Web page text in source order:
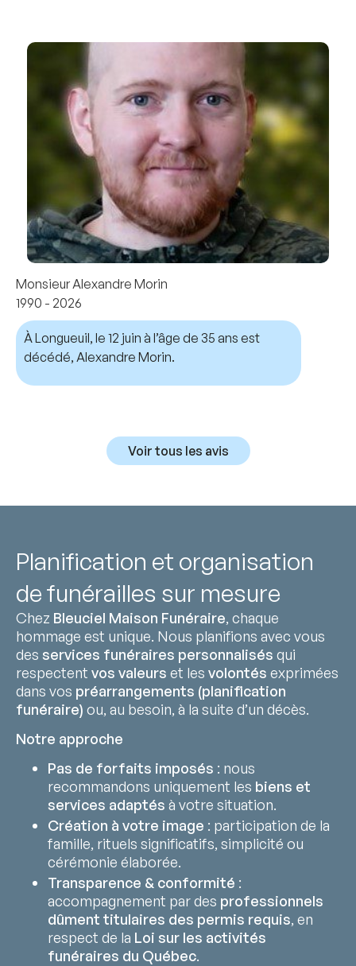
Monsieur Alexandre Morin
1990 - 2026
À Longueuil, le 12 juin à l’âge de 35 ans est
décédé, Alexandre Morin.
Voir tous les avis
Planification et organisation
de funérailles sur mesure
Chez Bleuciel Maison Funéraire, chaque
hommage est unique. Nous planifions avec vous
des services funéraires personnalisés qui
respectent vos valeurs et les volontés exprimées
dans vos préarrangements (planification
funéraire) ou, au besoin, à la suite d’un décès.
Notre approche
Pas de forfaits imposés : nous
recommandons uniquement les biens et
services adaptés à votre situation.
Création à votre image : participation de la
famille, rituels significatifs, simplicité ou
cérémonie élaborée.
Transparence & conformité :
accompagnement par des professionnels
dûment titulaires des permis requis, en
respect de la Loi sur les activités
funéraires du Québec.